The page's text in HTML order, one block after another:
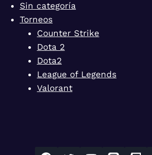
Sin categoría
Torneos
Counter Strike
Dota 2
Dota2
League of Legends
Valorant